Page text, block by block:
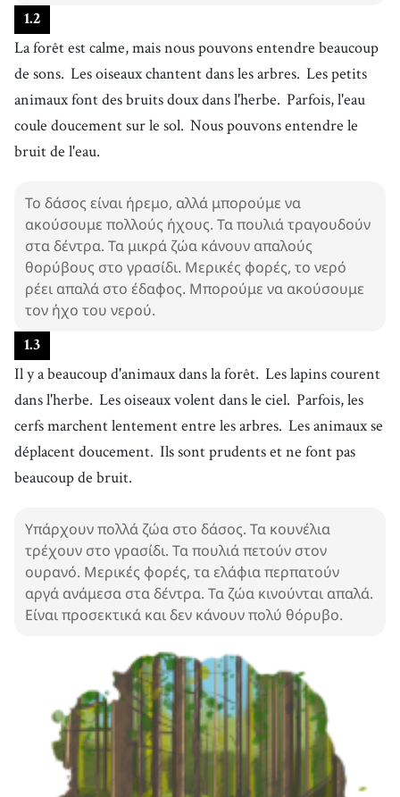
1.2
La forêt est calme, mais nous pouvons entendre beaucoup
de sons. Les oiseaux chantent dans les arbres. Les petits
animaux font des bruits doux dans l'herbe. Parfois, l'eau
coule doucement sur le sol. Nous pouvons entendre le
bruit de l'eau.
Το δάσος είναι ήρεμο, αλλά μπορούμε να
ακούσουμε πολλούς ήχους. Τα πουλιά τραγουδούν
στα δέντρα. Τα μικρά ζώα κάνουν απαλούς
θορύβους στο γρασίδι. Μερικές φορές, το νερό
ρέει απαλά στο έδαφος. Μπορούμε να ακούσουμε
τον ήχο του νερού.
1.3
Il y a beaucoup d'animaux dans la forêt. Les lapins courent
dans l'herbe. Les oiseaux volent dans le ciel. Parfois, les
cerfs marchent lentement entre les arbres. Les animaux se
déplacent doucement. Ils sont prudents et ne font pas
beaucoup de bruit.
Υπάρχουν πολλά ζώα στο δάσος. Τα κουνέλια
τρέχουν στο γρασίδι. Τα πουλιά πετούν στον
ουρανό. Μερικές φορές, τα ελάφια περπατούν
αργά ανάμεσα στα δέντρα. Τα ζώα κινούνται απαλά.
Είναι προσεκτικά και δεν κάνουν πολύ θόρυβο.